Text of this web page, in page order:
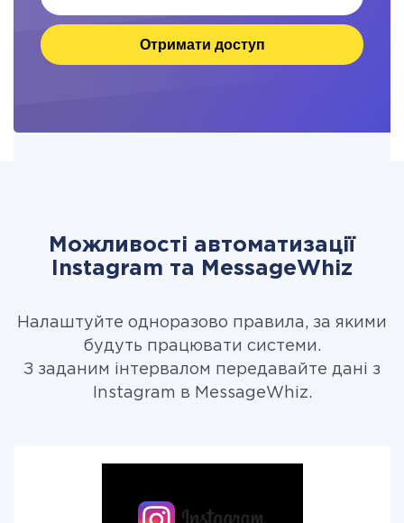
Отримати доступ
Можливості автоматизації
Instagram та MessageWhiz
Налаштуйте одноразово правила, за якими
будуть працювати системи.
З заданим інтервалом передавайте дані з
Instagram в MessageWhiz.